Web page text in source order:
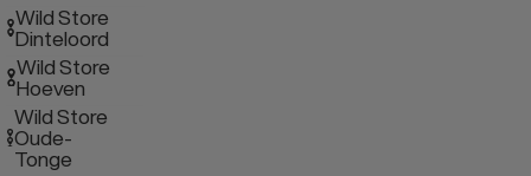
Wild Store
Dinteloord
Wild Store
Hoeven
Wild Store
Oude-
Tonge